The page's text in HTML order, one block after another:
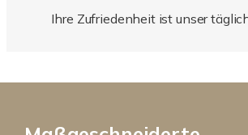
Ihre Zufriedenheit ist unser